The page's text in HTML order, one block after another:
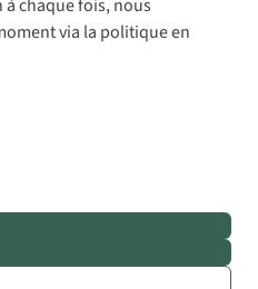
chaque fois, nous
via la politique en